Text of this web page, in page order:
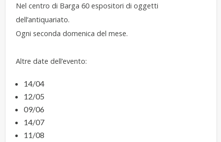
Nel centro di Barga 60 espositori di oggetti
dell’antiquariato.
Ogni seconda domenica del mese.
Altre date dell’evento:
14/04
12/05
09/06
14/07
11/08